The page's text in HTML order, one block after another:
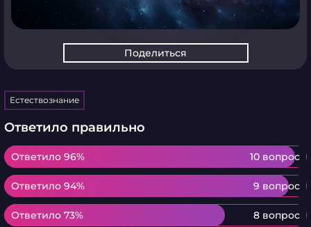
Поделиться
Естествознание
Ответило правильно
Ответило 96% 10 вопрос
Ответило 96%
Ответило 94% 9 вопрос
Ответило 94%
Ответило 73% 8 вопрос
Ответило 73%